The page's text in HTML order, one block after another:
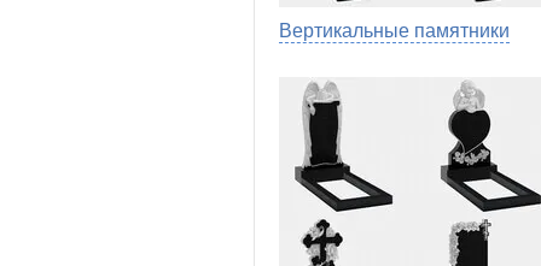
Вертикальные памятники